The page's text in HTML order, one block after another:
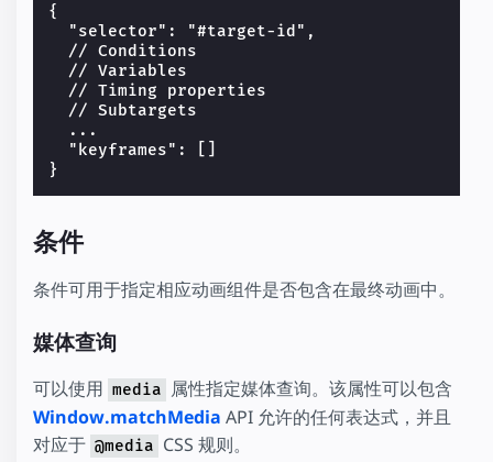
{
  "selector": "#target-id",
  // Conditions
  // Variables
  // Timing properties
  // Subtargets
  ...
  "keyframes": []
条件
条件可用于指定相应动画组件是否包含在最终动画中。
媒体查询
可以使用 media
属性指定媒体查询。该属性可以包含
Window.matchMedia API 允许的任何表达式，并且
对应于 @media CSS 规则。